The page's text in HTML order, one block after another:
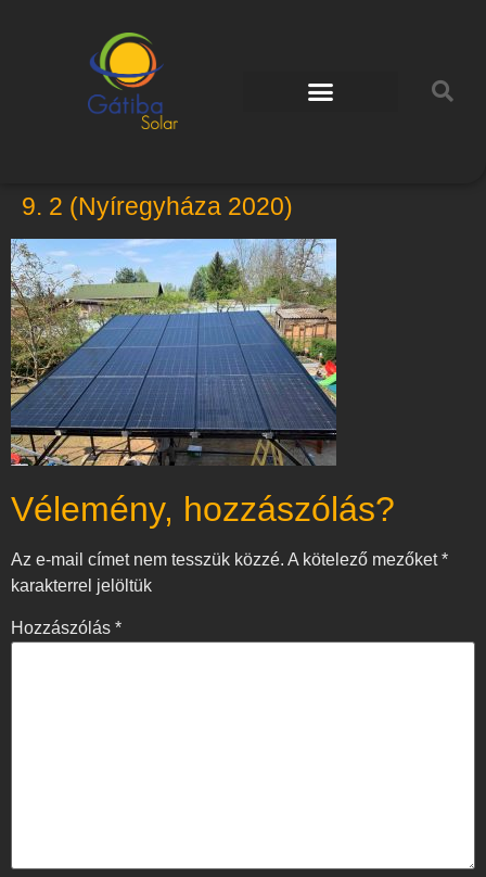
9. 2 (Nyíregyháza 2020)
Vélemény, hozzászólás?
Az e-mail címet nem tesszük közzé. A kötelező mezőket*
karakterrel jelöltük
Hozzászólás *